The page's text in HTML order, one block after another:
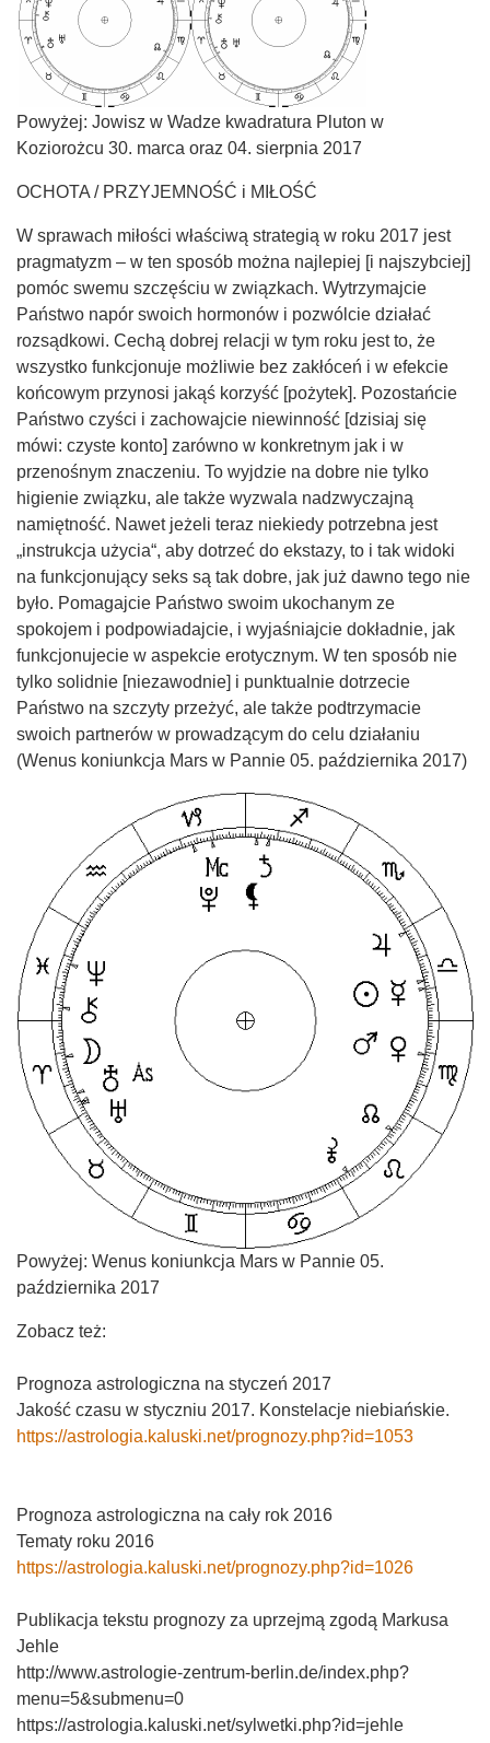
Powyżej: Jowisz w Wadze kwadratura Pluton w
Koziorożcu 30. marca oraz 04. sierpnia 2017
OCHOTA / PRZYJEMNOŚĆ i MIŁOŚĆ
W sprawach miłości właściwą strategią w roku 2017 jest
pragmatyzm – w ten sposób można najlepiej [i najszybciej]
pomóc swemu szczęściu w związkach. Wytrzymajcie
Państwo napór swoich hormonów i pozwólcie działać
rozsądkowi. Cechą dobrej relacji w tym roku jest to, że
wszystko funkcjonuje możliwie bez zakłóceń i w efekcie
końcowym przynosi jakąś korzyść [pożytek]. Pozostańcie
Państwo czyści i zachowajcie niewinność [dzisiaj się
mówi: czyste konto] zarówno w konkretnym jak i w
przenośnym znaczeniu. To wyjdzie na dobre nie tylko
higienie związku, ale także wyzwala nadzwyczajną
namiętność. Nawet jeżeli teraz niekiedy potrzebna jest
„instrukcja użycia“, aby dotrzeć do ekstazy, to i tak widoki
na funkcjonujący seks są tak dobre, jak już dawno tego nie
było. Pomagajcie Państwo swoim ukochanym ze
spokojem i podpowiadajcie, i wyjaśniajcie dokładnie, jak
funkcjonujecie w aspekcie erotycznym. W ten sposób nie
tylko solidnie [niezawodnie] i punktualnie dotrzecie
Państwo na szczyty przeżyć, ale także podtrzymacie
swoich partnerów w prowadzącym do celu działaniu
(Wenus koniunkcja Mars w Pannie 05. października 2017)
Powyżej: Wenus koniunkcja Mars w Pannie 05.
października 2017
Zobacz też:
Prognoza astrologiczna na styczeń 2017
Jakość czasu w styczniu 2017. Konstelacje niebiańskie.
https://astrologia.kaluski.net/prognozy.php?id=1053
Prognoza astrologiczna na cały rok 2016
Tematy roku 2016
https://astrologia.kaluski.net/prognozy.php?id=1026
Publikacja tekstu prognozy za uprzejmą zgodą Markusa
Jehle
http://www.astrologie-zentrum-berlin.de/index.php?
menu=5&submenu=0
https://astrologia.kaluski.net/sylwetki.php?id=jehle